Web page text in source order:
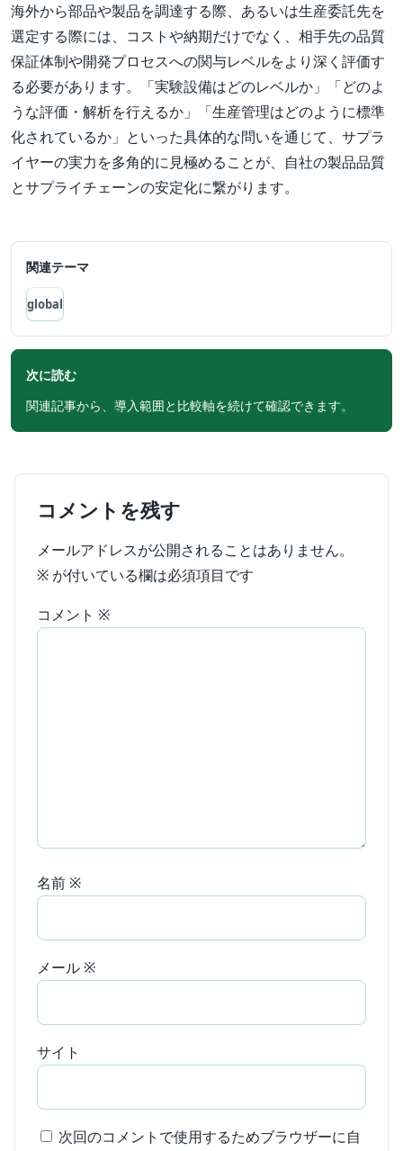
海外から部品や製品を調達する際、あるいは生産委託先を
選定する際には、コストや納期だけでなく、相手先の品質
保証体制や開発プロセスへの関与レベルをより深く評価す
る必要があります。「実験設備はどのレベルか」「どのよ
うな評価・解析を行えるか」「生産管理はどのように標準
化されているか」といった具体的な問いを通じて、サプラ
イヤーの実力を多角的に見極めることが、自社の製品品質
とサプライチェーンの安定化に繋がります。
関連テーマ
global
次に読む
関連記事から、導入範囲と比較軸を続けて確認できます。
コメントを残す
メールアドレスが公開されることはありません。
※ が付いている欄は必須項目です
コメント ※
名前 ※
メール ※
サイト
次回のコメントで使用するためブラウザーに自